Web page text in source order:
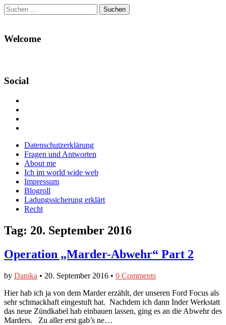
Suchen
nach:
Welcome
Social
Facebook
anzeigen
Twitter
anzeigen
auf
Instagram
anzeigen
Main
menu
Skip
content
Datenschutzerklärung
Fragen und Antworten
About me
Ich im world wide web
Impressum
Blogroll
Ladungssicherung erklärt
Recht
Tag: 20. September 2016
Operation „Marder-Abwehr“ Part 2
by Danika • 20. September 2016 • 0 Comments
Hier hab ich ja von dem Marder erzählt, der unseren Ford Focus als
sehr schmackhaft eingestuft hat. Nachdem ich dann Inder Werkstatt
das neue Zündkabel hab einbauen lassen, ging es an die Abwehr des
Marders. Zu aller erst gab’s ne…